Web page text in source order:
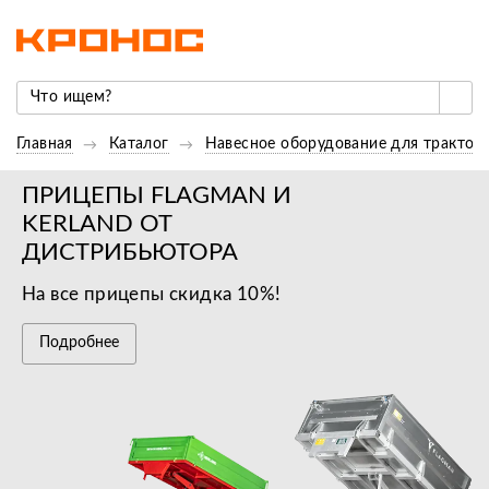
Главная Каталог Навесное оборудование для
ПРИЦЕПЫ FLAGMAN И
KERLAND ОТ
ДИСТРИБЬЮТОРА
На все прицепы скидка 10%!
Подробнее